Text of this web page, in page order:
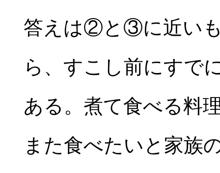
答えは②と③に近い
ら、すこし前にすで
ある。煮て食べる料
また食べたいと家族